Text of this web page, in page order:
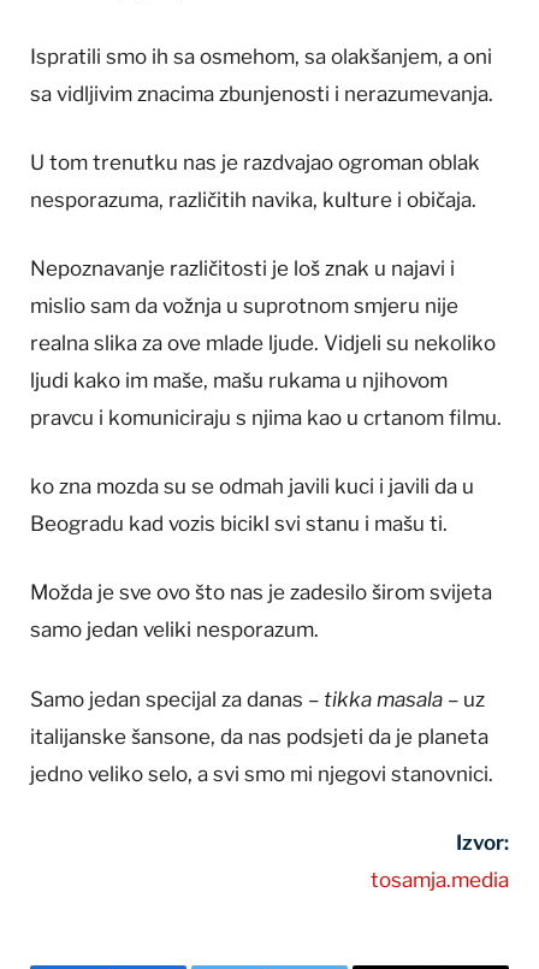
Ispratili smo ih sa osmehom, sa olakšanjem, a oni
sa vidljivim znacima zbunjenosti i nerazumevanja.
U tom trenutku nas je razdvajao ogroman oblak
nesporazuma, različitih navika, kulture i običaja.
Nepoznavanje različitosti je loš znak u najavi i
mislio sam da vožnja u suprotnom smjeru nije
realna slika za ove mlade ljude. Vidjeli su nekoliko
ljudi kako im maše, mašu rukama u njihovom
pravcu i komuniciraju s njima kao u crtanom filmu.
ko zna mozda su se odmah javili kuci i javili da u
Beogradu kad vozis bicikl svi stanu i mašu ti.
Možda je sve ovo što nas je zadesilo širom svijeta
samo jedan veliki nesporazum.
Samo jedan specijal za danas – tikka masala – uz
italijanske šansone, da nas podsjeti da je planeta
jedno veliko selo, a svi smo mi njegovi stanovnici.
Izvor:
tosamja.media